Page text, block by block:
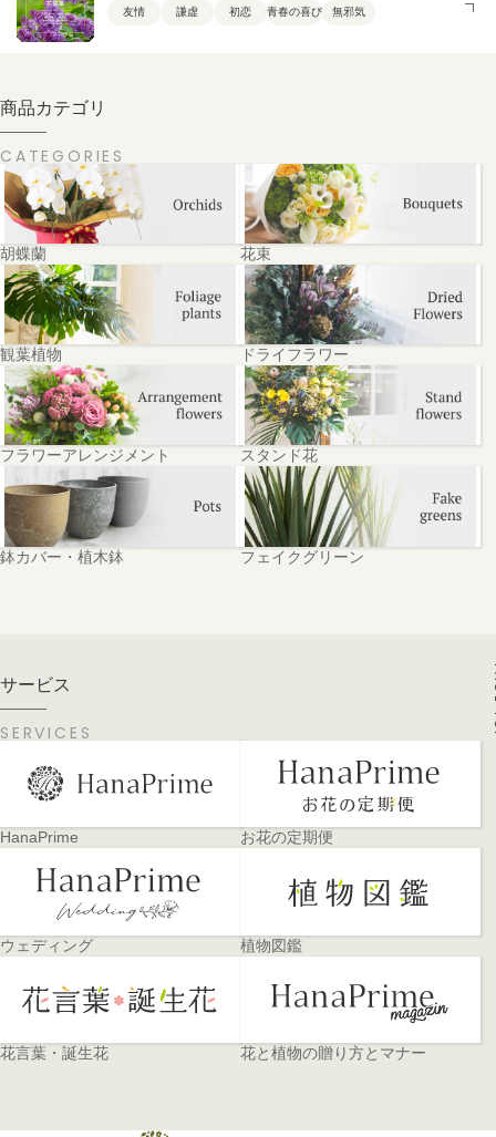
友情 謙虚 初恋 青春の喜び 無邪気
商品カテゴリ
CATEGORIES
胡蝶蘭 花束
観葉植物 ドライフラワー
フラワーアレンジメント スタンド花
鉢カバー・植木鉢 フェイクグリーン
サービス
SERVICES
HanaPrime お花の定期便
ウェディング 植物図鑑
花言葉・誕生花 花と植物の贈り方とマナー